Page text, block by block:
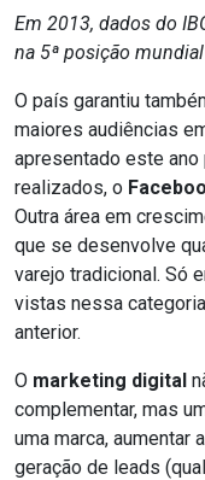
Em 2013, dados do
na 5ª posição
O país garantiu
maiores audiências
apresentado este
realizados, o
Outra área em
que se desenvolve
varejo tradicional. Só
vistas nessa
anterior.
O marketing digital
complementar, mas
uma marca, aumentar
geração de leads